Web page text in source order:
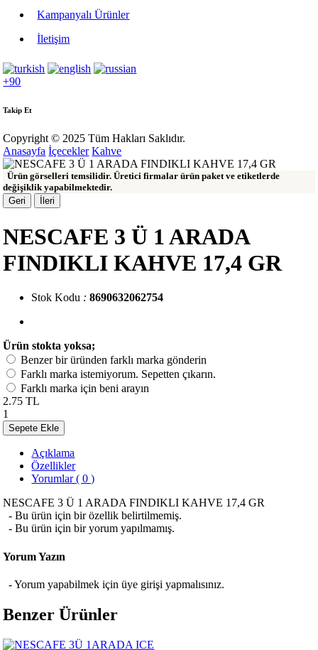
Kampanyalı Ürünler
İletişim
+90
Takip Et
Copyright © 2025 Tüm Hakları Saklıdır.
Anasayfa İçecekler Kahve
Ürün görselleri temsilidir. Üretici firmalar ürün paket ve etiketlerde
değişiklik yapabilmektedir.
Geri
İleri
NESCAFE 3 Ü 1 ARADA
FINDIKLI KAHVE 17,4 GR
Stok Kodu : 8690632062754
Ürün stokta yoksa;
Benzer bir üründen farklı marka gönderin
Farklı marka istemiyorum. Sepetten çıkarın.
Farklı marka için beni arayın
2.75 TL
1
Sepete Ekle
Açıklama
Özellikler
Yorumlar ( 0 )
NESCAFE 3 Ü 1 ARADA FINDIKLI KAHVE 17,4 GR
- Bu ürün için bir özellik belirtilmemiş.
- Bu ürün için bir yorum yapılmamış.
Yorum Yazın
- Yorum yapabilmek için üye girişi yapmalısınız.
Benzer Ürünler